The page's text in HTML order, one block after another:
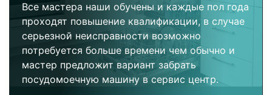
Все мастера наши обучены и каждые пол года
проходят повышение квалификации, в случае
серьезной неисправности возможно
потребуется больше времени чем обычно и
мастер предложит вариант забрать
посудомоечную машину в сервис центр.